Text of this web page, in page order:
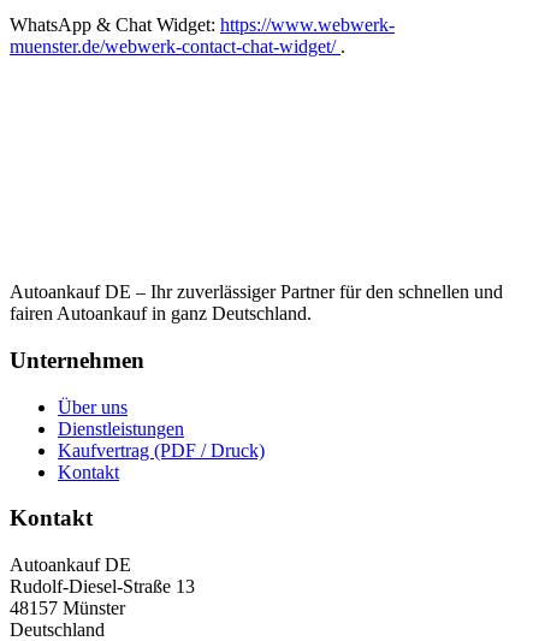
WhatsApp & Chat Widget: https://www.webwerk-
muenster.de/webwerk-contact-chat-widget/ .
Autoankauf DE – Ihr zuverlässiger Partner für den schnellen und
fairen Autoankauf in ganz Deutschland.
Unternehmen
Über uns
Dienstleistungen
Kaufvertrag (PDF / Druck)
Kontakt
Kontakt
Autoankauf DE
Rudolf-Diesel-Straße 13
48157 Münster
Deutschland